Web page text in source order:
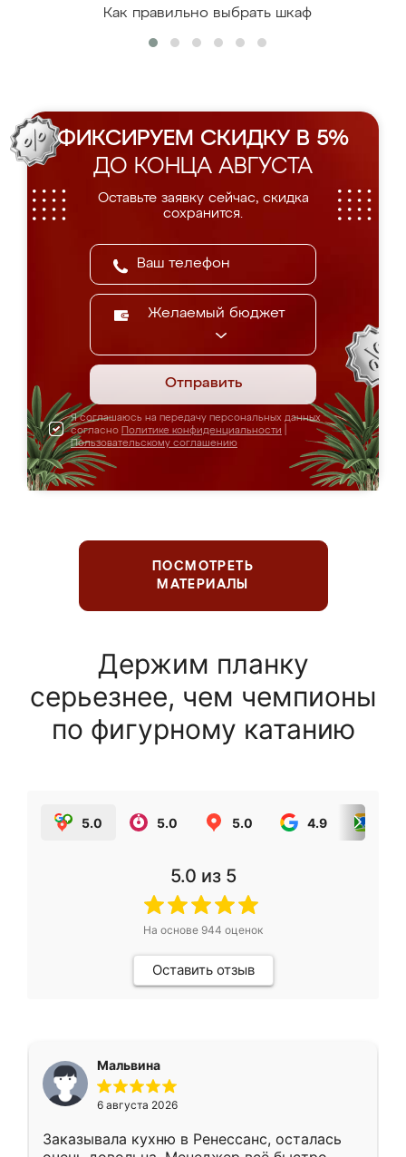
Как правильно выбрать шкаф
ФИКСИРУЕМ СКИДКУ В 5%
ДО КОНЦА АВГУСТА
Оставьте заявку сейчас, скидка
сохранится.
Желаемый бюджет
Отправить
Я соглашаюсь на передачу персональных данных
согласно Политике конфиденциальности
Пользовательскому соглашению
ПОСМОТРЕТЬ
МАТЕРИАЛЫ
Держим планку
серьезнее, чем чемпионы
по фигурному катанию
5.0 5.0 5.0 4.9
5.0 из 5
На основе 944 оценок
Оставить отзыв
Мальвина
6 августа 2026
Заказывала кухню в Ренессанс, осталась